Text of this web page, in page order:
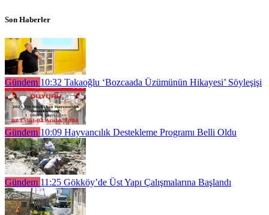
Son Haberler
Gündem 10:32 Takaoğlu ‘Bozcaada Üzümünün Hikayesi’ Söyleşişi
Gündem 10:09 Hayvancılık Destekleme Programı Belli Oldu
Gündem 11:25 Gökköy’de Üst Yapı Çalışmalarına Başlandı